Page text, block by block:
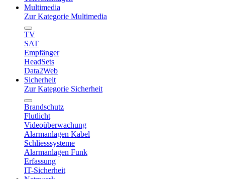
Multimedia
Zur Kategorie Multimedia
TV
SAT
Empfänger
HeadSets
Data2Web
Sicherheit
Zur Kategorie Sicherheit
Brandschutz
Flutlicht
Videoüberwachung
Alarmanlagen Kabel
Schliesssysteme
Alarmanlagen Funk
Erfassung
IT-Sicherheit